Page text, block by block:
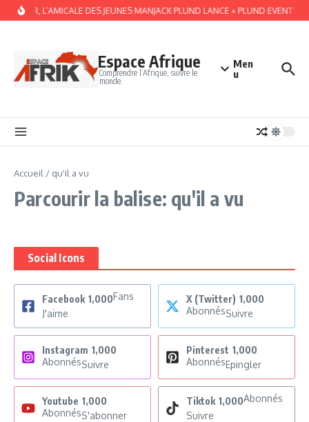
Aller au contenu
À DAKAR, L’AMICALE DES JEUNES MANJACK PLUND LANCE « PLUND EVENTS »
Espace Afrique
Comprendre l’Afrique, suivre le
monde.
Men
u
Accueil / qu'il a vu
Parcourir la balise: qu'il a vu
Social Icons
Facebook 1,000Fans
J'aime
X (Twitter) 1,000
AbonnésSuivre
Instagram 1,000
AbonnésSuivre
Pinterest 1,000
AbonnésEpingler
Youtube 1,000
AbonnésS'abonner
Tiktok 1,000Abonnés
Suivre